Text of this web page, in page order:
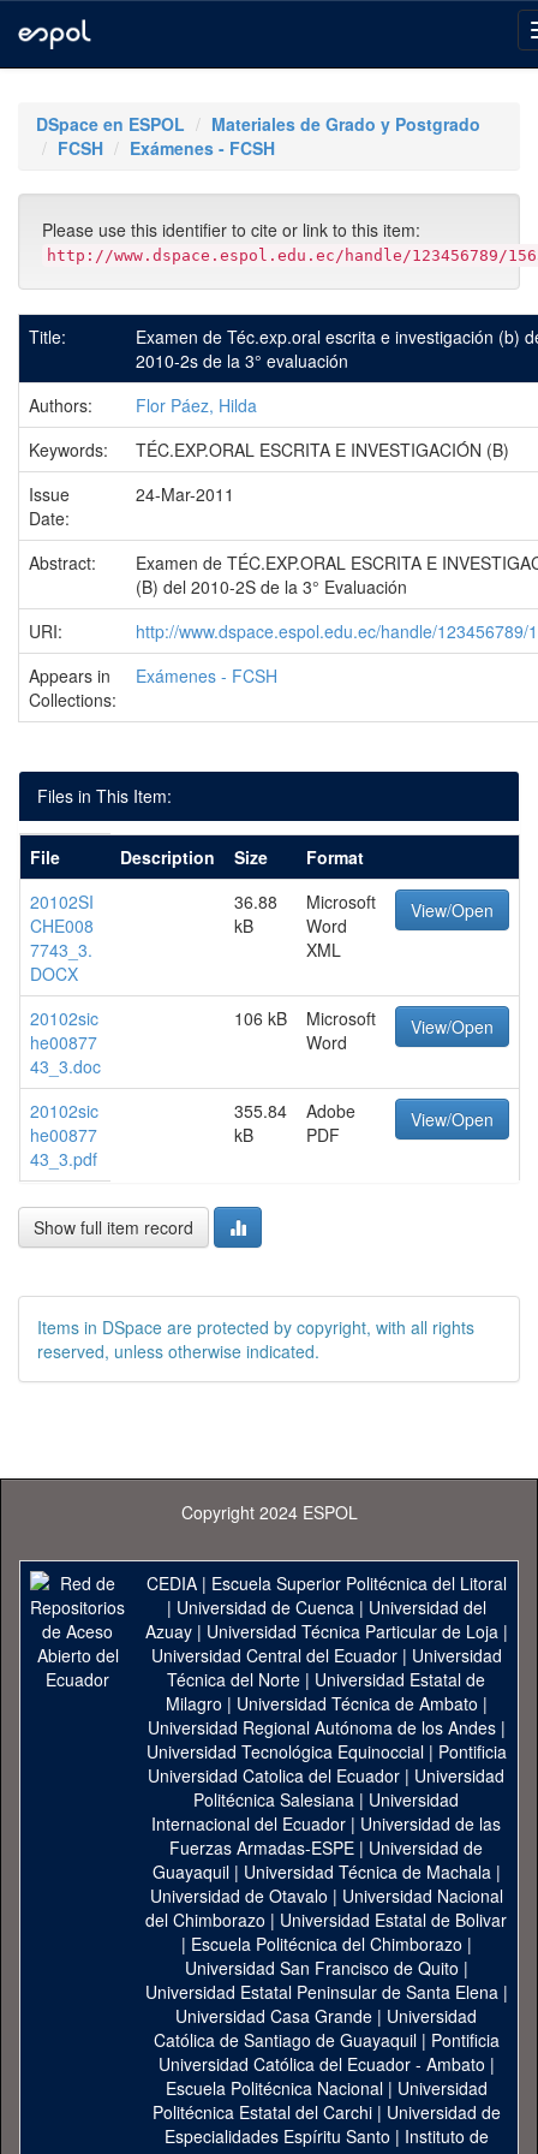
navigationDSpace en ESPOL
Materiales de Grado y Postgrado
FCSH
Exámenes - FCSH
Please use this identifier to cite or link to this item:
http://www.dspace.espol.edu.ec/handle/123456789/
Title:
Examen de Téc.exp.oral escrita e investigación (b)
2010-2s de la 3° evaluación
Authors:
Flor Páez, Hilda
Keywords:
TÉC.EXP.ORAL ESCRITA E INVESTIGACIÓN (B)
Issue
Date:
24-Mar-2011
Abstract:
Examen de TÉC.EXP.ORAL ESCRITA E
(B) del 2010-2S de la 3° Evaluación
URI:
http://www.dspace.espol.edu.ec/handle/123456789/
Appears in
Collections:
Exámenes - FCSH
Files in This Item:
File Description Size
Format
20102SI
CHE008
7743_3.
DOCX
36.88
kB
Microsoft
Word
XML
View/Open
20102sic
he00877
43_3.doc
106 kB
Microsoft
Word
View/Open
20102sic
he00877
43_3.pdf
355.84
kB
Adobe
PDF
View/Open
Show full item record
Items in DSpace are protected by copyright, with all rights
reserved, unless otherwise indicated.
Copyright 2024 ESPOL
CEDIA| Escuela Superior Politécnica del Litoral
| Universidad de Cuenca| Universidad del
Azuay| Universidad Técnica Particular de Loja|
Universidad Central del Ecuador| Universidad
Técnica del Norte | Universidad Estatal de
Milagro | Universidad Técnica de Ambato |
Universidad Regional Autónoma de los Andes|
Universidad Tecnológica Equinoccial| Pontificia
Universidad Catolica del Ecuador | Universidad
Politécnica Salesiana | Universidad
Internacional del Ecuador | Universidad de las
Fuerzas Armadas-ESPE | Universidad de
Guayaquil| Universidad Técnica de Machala|
Universidad de Otavalo | Universidad Nacional
del Chimborazo | Universidad Estatal de Bolivar
| Escuela Politécnica del Chimborazo |
Universidad San Francisco de Quito |
Universidad Estatal Peninsular de Santa Elena|
Universidad Casa Grande | Universidad
Católica de Santiago de Guayaquil| Pontificia
Universidad Católica del Ecuador - Ambato |
Escuela Politécnica Nacional| Universidad
Politécnica Estatal del Carchi| Universidad de
Especialidades Espíritu Santo | Instituto de